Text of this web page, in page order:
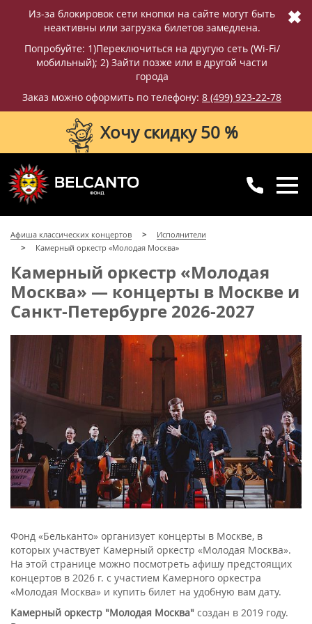
Из-за блокировок сети кнопки на сайте могут быть
неактивны или загрузка билетов замедлена.
Попробуйте: 1)Переключиться на другую сеть (Wi-Fi/
мобильный); 2) Зайти позже или в другой части
города
Заказ можно оформить по телефону: 8 (499) 923-22-78
✖
Хочу скидку 50 %
8 (499) 923-22-78
с 10:00 до 20:00
Афиша классических концертов
Исполнители
Камерный оркестр «Молодая Москва»
Камерный оркестр «Молодая
Москва» — концерты в Москве и
Санкт-Петербурге 2026-2027
Фонд «Бельканто» организует концерты в Москве, в
которых участвует Камерный оркестр «Молодая Москва».
На этой странице можно посмотреть афишу предстоящих
концертов в 2026 г. с участием Камерного оркестра
«Молодая Москва» и купить билет на удобную вам дату.
Камерный оркестр "Молодая Москва" создан в 2019 году.